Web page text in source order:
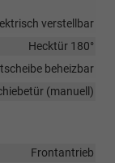
verstellbar
Hecktür 180°
beheizbar
(manuell)
Frontantrieb